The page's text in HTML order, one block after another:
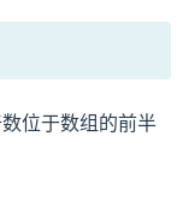
位于数组的前半